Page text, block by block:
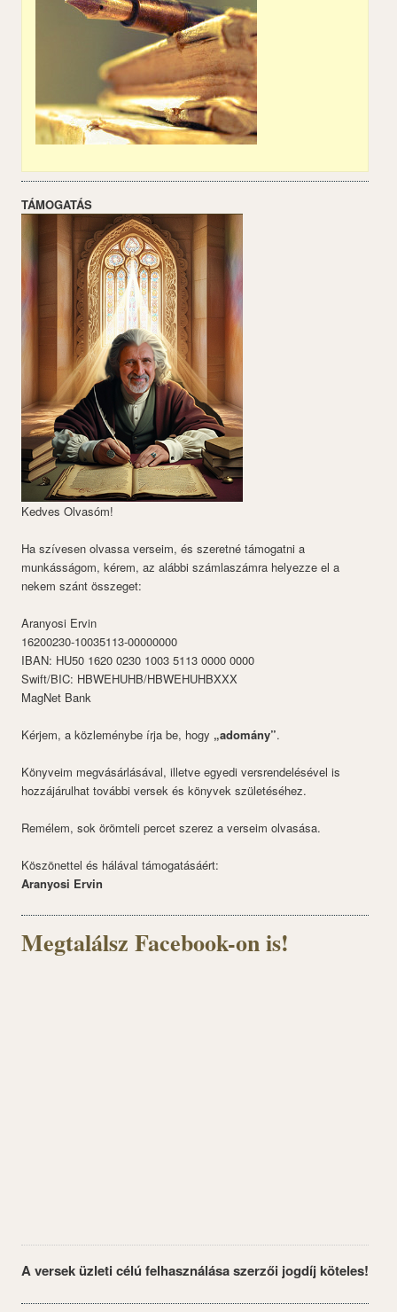
TÁMOGATÁS
Kedves Olvasóm!
Ha szívesen olvassa verseim, és szeretné támogatni a
munkásságom, kérem, az alábbi számlaszámra helyezze el a
nekem szánt összeget:
Aranyosi Ervin
16200230-10035113-00000000
IBAN: HU50 1620 0230 1003 5113 0000 0000
Swift/BIC: HBWEHUHB/HBWEHUHBXXX
MagNet Bank
Kérjem, a közleménybe írja be, hogy „adomány”.
Könyveim megvásárlásával, illetve egyedi versrendelésével is
hozzájárulhat további versek és könyvek születéséhez.
Remélem, sok örömteli percet szerez a verseim olvasása.
Köszönettel és hálával támogatásáért:
Aranyosi Ervin
Megtalálsz Facebook-on is!
A versek üzleti célú felhasználása szerzői jogdíj köteles!